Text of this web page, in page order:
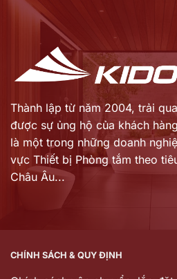
Thành lập từ năm 2004, trải
được sự ủng hộ của khách
là một trong những doanh
vực Thiết bị Phòng tắm theo
Châu Âu...
CHÍNH SÁCH & QUY ĐỊNH